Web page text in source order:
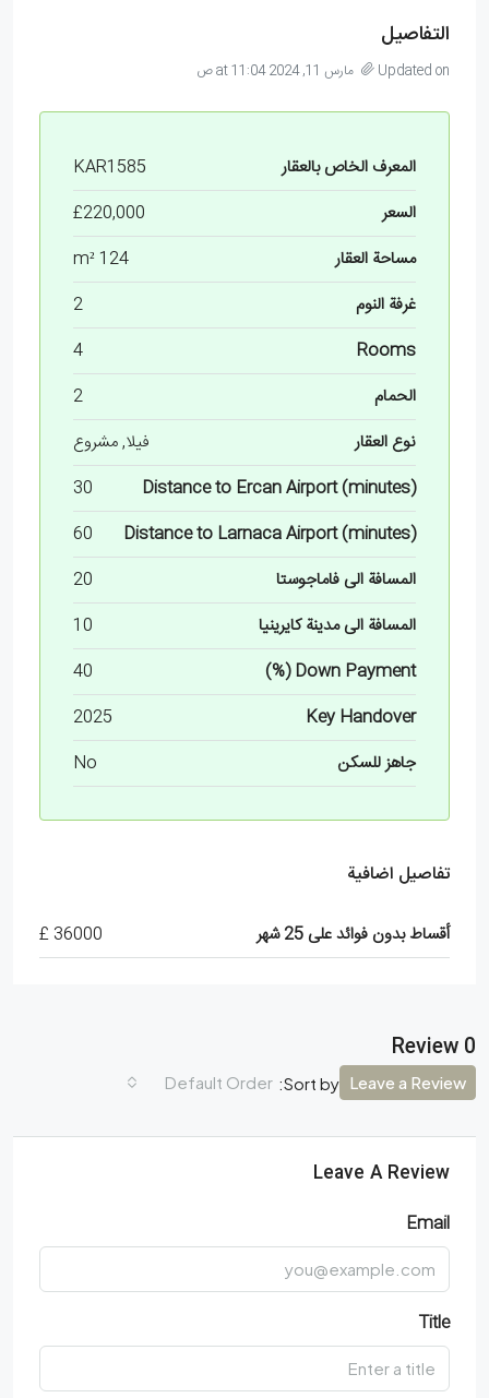
التفاصيل
Updated on مارس 11, 2024 at 11:04 ص
المعرف الخاص بالعقار
KAR1585
السعر
£220,000
مساحة العقار
124 m²
غرفة النوم
2
Rooms
4
الحمام
2
نوع العقار
فيلا, مشروع
Distance to Ercan Airport (minutes)
30
Distance to Larnaca Airport (minutes)
60
المسافة الى فاماجوستا
20
المسافة الى مدينة كايرينيا
10
Down Payment (%)
40
Key Handover
2025
جاهز للسكن
No
تفاصيل اضافية
أقساط بدون فوائد على 25 شهر 36000 £
0 Review
Sort by:
Default Order Leave a Review
Leave A Review
Email
Title